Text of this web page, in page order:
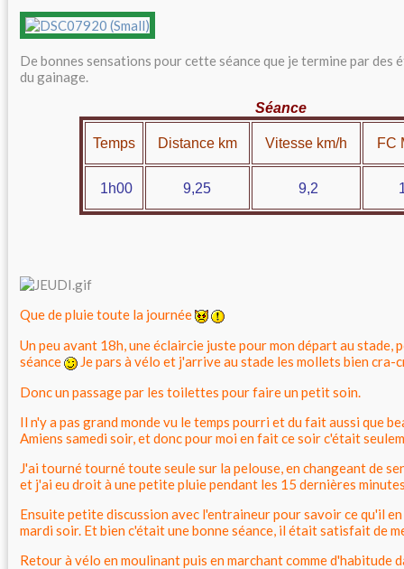
De bonnes sensations pour cette séance que je termine par des
du gainage.
Séance
Temps Distance km Vitesse km/h FC
1h00 9,25 9,2
Que de pluie toute la journée
Un peu avant 18h, une éclaircie juste pour mon départ au stade,
séance
Je pars à vélo et j'arrive au stade les mollets bien cra-
Donc un passage par les toilettes pour faire un petit soin.
Il n'y a pas grand monde vu le temps pourri et du fait aussi que
Amiens samedi soir, et donc pour moi en fait ce soir c'était
J'ai tourné tourné toute seule sur la pelouse, en changeant de
et j'ai eu droit à une petite pluie pendant les 15 dernières
Ensuite petite discussion avec l'entraineur pour savoir ce qu'il en
mardi soir. Et bien c'était une bonne séance, il était satisfait de
Retour à vélo en moulinant puis en marchant comme d'habitude